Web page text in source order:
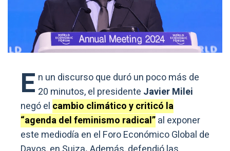
E n un discurso que duró un poco más de
20 minutos, el presidente Javier Milei
negó el cambio climático y criticó la
“agenda del feminismo radical”al exponer
este mediodía en el Foro Económico Global de